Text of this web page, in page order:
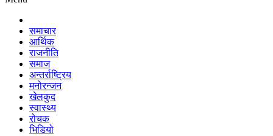
समाचार
आर्थिक
राजनीति
समाज
अन्तर्राष्ट्रिय
मनोरन्जन
खेलकुद
स्वास्थ्य
रोचक
भिडियो